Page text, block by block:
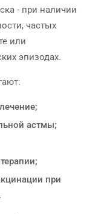
- при наличии
частых
или
эпизодах.
астмы;
при